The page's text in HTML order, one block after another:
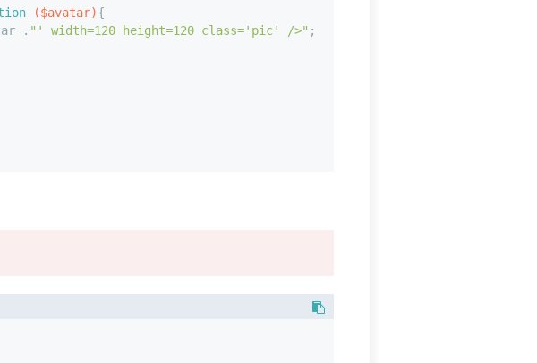
($avatar){
. "' width=120 height=120 class='pic' />" ;